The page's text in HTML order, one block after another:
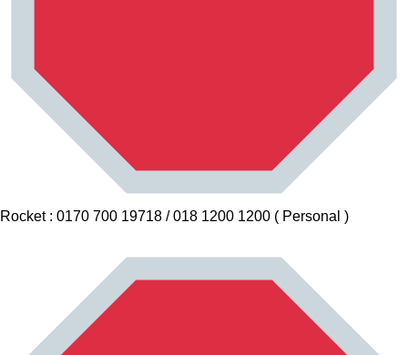
Rocket : 0170 700 19718 / 018 1200 1200 ( Personal )